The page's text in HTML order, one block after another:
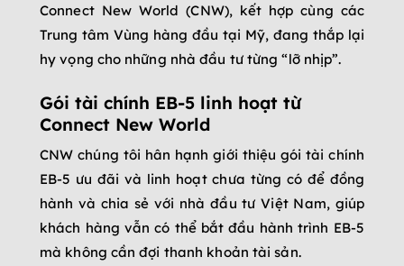
Connect New World (CNW), kết hợp cùng các
Trung tâm Vùng hàng đầu tại Mỹ, đang thắp lại
hy vọng cho những nhà đầu tư từng “lỡ nhịp”.
Gói tài chính EB-5 linh hoạt từ
Connect New World
CNW chúng tôi hân hạnh giới thiệu gói tài chính
EB-5 ưu đãi và linh hoạt chưa từng có để đồng
hành và chia sẻ với nhà đầu tư Việt Nam, giúp
khách hàng vẫn có thể bắt đầu hành trình EB-5
mà không cần đợi thanh khoản tài sản.